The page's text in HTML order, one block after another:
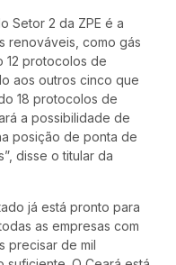
Setor 2 da ZPE é a
renováveis, como gás
12 protocolos de
aos outros cinco que
18 protocolos de
a possibilidade de
posição de ponta de
disse o titular da
já está pronto para
as empresas com
precisar de mil